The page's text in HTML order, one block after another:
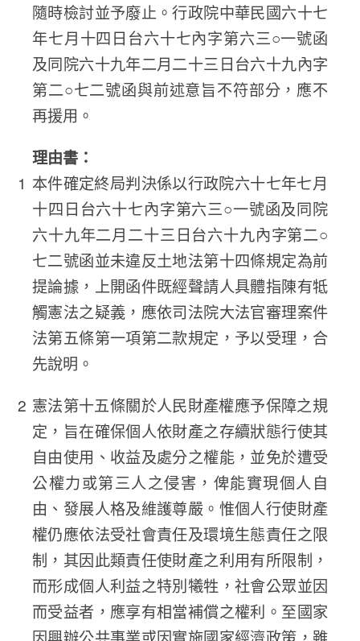
隨時檢討並予廢止。行政院中華民國六十七
年七月十四日台六十七內字第六三○一號函
及同院六十九年二月二十三日台六十九內字
第二○七二號函與前述意旨不符部分，應不
再援用。
理由書：
本件確定終局判決係以行政院六十七年七月
十四日台六十七內字第六三○一號函及同院
六十九年二月二十三日台六十九內字第二○
七二號函並未違反土地法第十四條規定為前
提論據，上開函件既經聲請人具體指陳有牴
觸憲法之疑義，應依司法院大法官審理案件
法第五條第一項第二款規定，予以受理，合
先說明。
憲法第十五條關於人民財產權應予保障之規
定，旨在確保個人依財產之存續狀態行使其
自由使用、收益及處分之權能，並免於遭受
公權力或第三人之侵害，俾能實現個人自
由、發展人格及維護尊嚴。惟個人行使財產
權仍應依法受社會責任及環境生態責任之限
制，其因此類責任使財產之利用有所限制，
而形成個人利益之特別犧牲，社會公眾並因
而受益者，應享有相當補償之權利。至國家